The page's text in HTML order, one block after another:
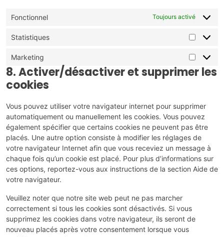
Fonctionnel Toujours activé
Statistiques
Marketing
8. Activer/désactiver et supprimer les
cookies
Vous pouvez utiliser votre navigateur internet pour supprimer
automatiquement ou manuellement les cookies. Vous pouvez
également spécifier que certains cookies ne peuvent pas être
placés. Une autre option consiste à modifier les réglages de
votre navigateur Internet afin que vous receviez un message à
chaque fois qu’un cookie est placé. Pour plus d’informations sur
ces options, reportez-vous aux instructions de la section Aide de
votre navigateur.
Veuillez noter que notre site web peut ne pas marcher
correctement si tous les cookies sont désactivés. Si vous
supprimez les cookies dans votre navigateur, ils seront de
nouveau placés après votre consentement lorsque vous